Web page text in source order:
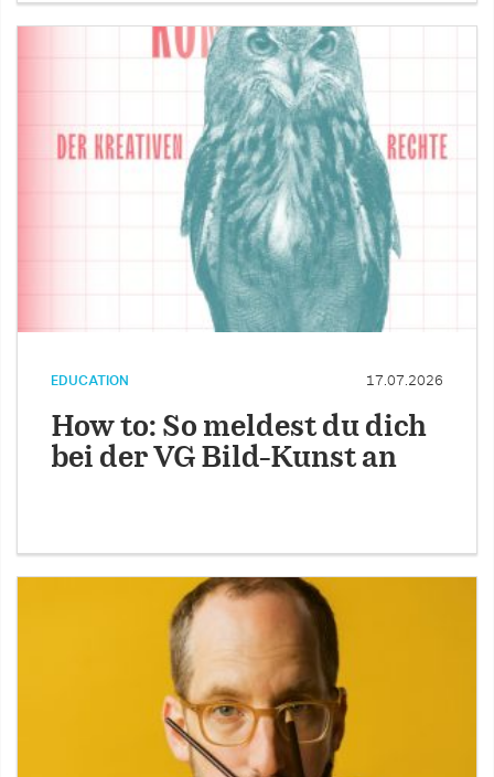
EDUCATION 17.07.2026
How to: So meldest du dich
bei der VG Bild-Kunst an